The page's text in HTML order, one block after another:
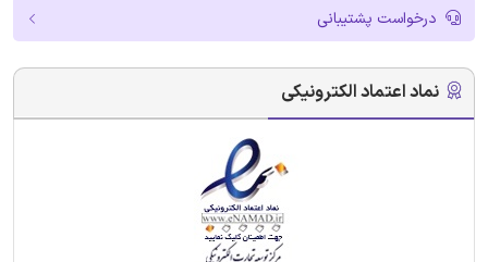
درخواست پشتیبانی
نماد اعتماد الکترونیکی